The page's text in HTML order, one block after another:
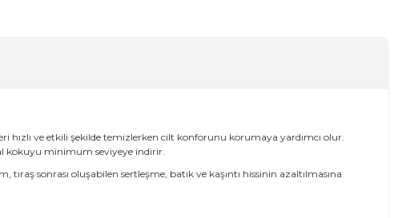
hızlı ve etkili şekilde temizlerken cilt konforunu korumaya yardımcı olur.
kokuyu minimum seviyeye indirir.
sonrası oluşabilen sertleşme, batık ve kaşıntı hissinin azaltılmasına